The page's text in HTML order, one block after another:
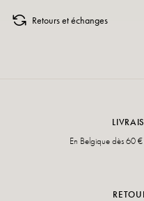
Retours et échanges
En Belgique dès 60